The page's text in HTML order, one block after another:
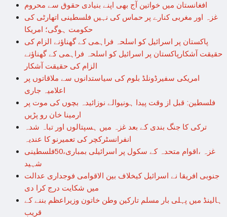
افغانستان میں خواتین آج بھی اپنے بنیادی حقوق سے محروم
غزہ اور مغربی کنارے پر حماس کی نہیں فلسطینی اتھارٹی کی
حکومت ہوگی؛ امریکا
پاکستان پر اسرائیل کو اسلحہ فراہمی کے گھناؤنے الزام کی
حقیقت آشکارپاکستان پر اسرائیل کو اسلحہ فراہمی کے گھناؤنے
الزام کی حقیقت آشکار
امریکی سفیرڈونلڈ بلوم کی سیاستدانوں سے ملاقاتوں پر
اعلامیہ جاری
فلسطین: قبل از وقت پیدا ہونیوالے نوزائیدہ بچوں کی موت پر
ارمینا خان رو پڑیں
ترکی کا جنگ بندی کے بعد غزہ میں ہسپتالوں اور تباہ شدہ
انفرانسٹرکچر کی تعمیرنو کا عندیہ
غزہ ،اقوام متحدہ کے سکول پر اسرائیلی بمباری،50فلسطینی
شہید
جنوبی افریقا نے اسرائیل کیخلاف بین الاقوامی فوجداری عدالت
میں شکایت درج کرا دی
ہالینڈ میں پہلی بار مسلم تارکین وطن خاتون وزیراعظم بننے کے
قریب